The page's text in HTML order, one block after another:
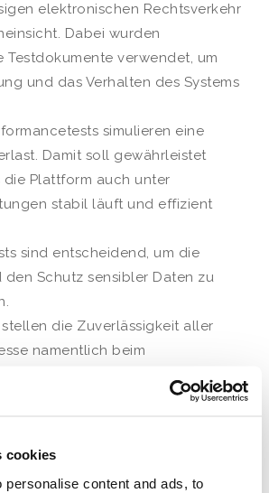
cookies
personalise content and ads, to
elektronischen Rechtsverkehr
Dabei wurden
Testdokumente verwendet, um
und das Verhalten des Systems
simulieren eine
Damit soll gewährleistet
die Plattform auch unter
stabil läuft und effizient
sind entscheidend, um die
den Schutz sensibler Daten zu
die Zuverlässigkeit aller
namentlich beim
ELCA Informatik AG,
Tests bewerten die Prozesse